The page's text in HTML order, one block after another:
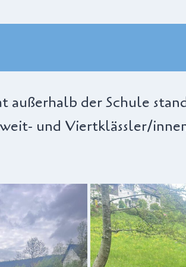
außerhalb der Schule
und Viertklässler/